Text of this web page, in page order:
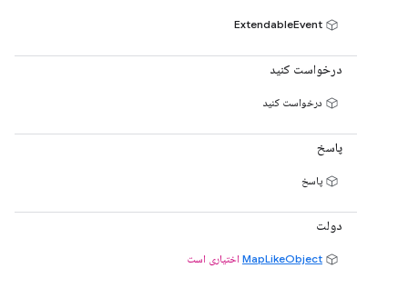
درخواست کنید
درخواست کنید
پاسخ
پاسخ
دولت
MapLikeObject اختیاری است